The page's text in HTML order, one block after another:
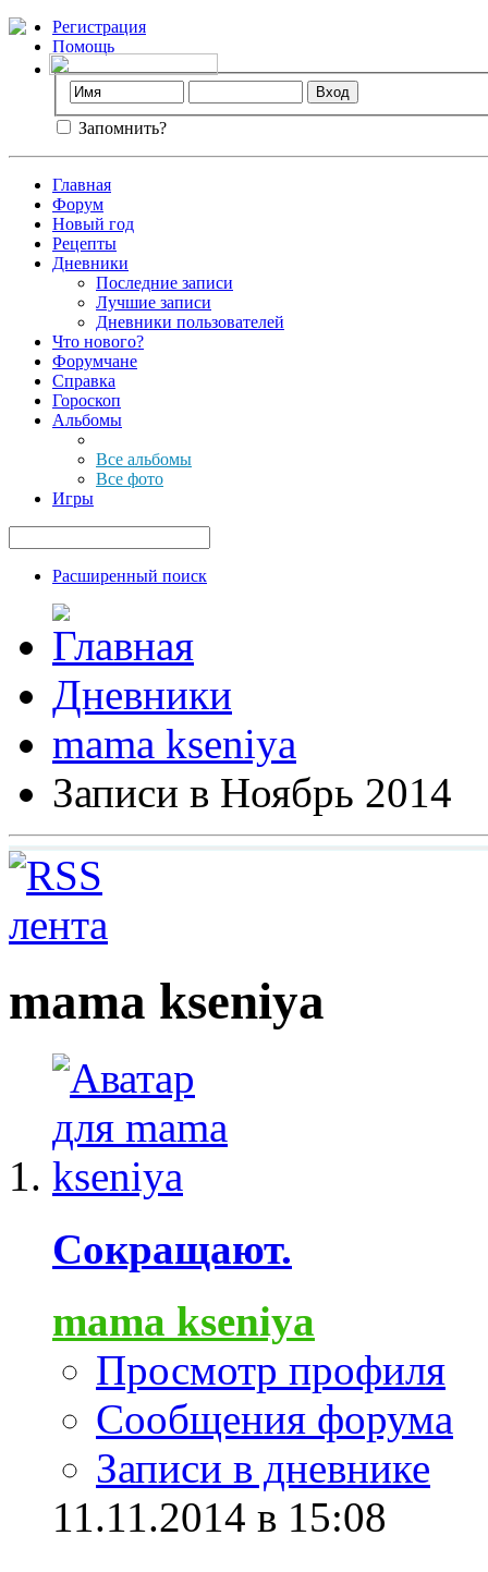
Регистрация
Помощь
Запомнить?
Главная
Форум
Новый год
Рецепты
Дневники
Последние записи
Лучшие записи
Дневники пользователей
Что нового?
Форумчане
Справка
Гороскоп
Альбомы
Все альбомы
Все фото
Игры
Расширенный поиск
Дневники
mama kseniya
Записи в Ноябрь 2014
mama kseniya
Сокращают.
mama kseniya
Просмотр профиля
Сообщения форума
Записи в дневнике
11.11.2014 в 15:08